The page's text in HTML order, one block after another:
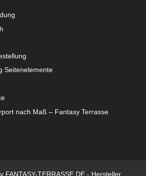
Seitenelemente
nach Maß – Fantasy Terrasse
TERRASSE.DE - Hersteller